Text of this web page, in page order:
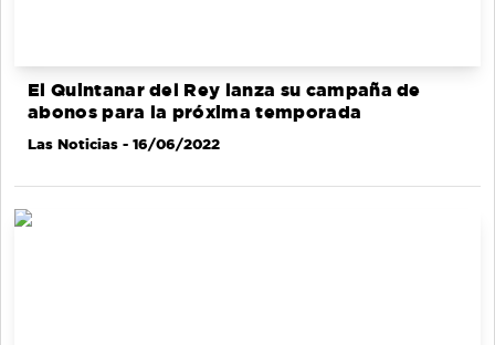
El Quintanar del Rey lanza su campaña de
abonos para la próxima temporada
Las Noticias - 16/06/2022